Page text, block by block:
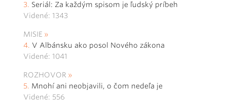
Seriál: Za každým spisom je ľudský príbeh
Videné: 1343
MISIE
V Albánsku ako posol Nového zákona
Videné: 1041
ROZHOVOR
Mnohí ani neobjavili, o čom nedeľa je
Videné: 556